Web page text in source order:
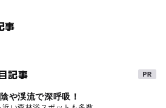
事
記事
や渓流で深呼吸！